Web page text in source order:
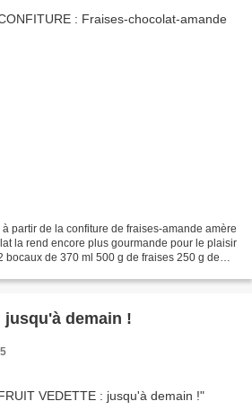
partir de la confiture de fraises-amande amère
la rend encore plus gourmande pour le plaisir
bocaux de 370 ml 500 g de fraises 250 g de
jusqu'à demain !